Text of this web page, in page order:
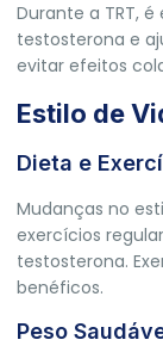
Durante a TRT,
testosterona e
evitar efeitos
Estilo de
Dieta e
Mudanças no
exercícios
testosterona.
benéficos.
Peso